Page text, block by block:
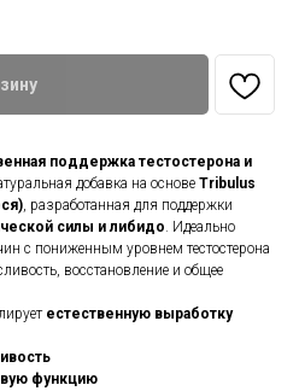
поддержка тестостерона и
добавка на основе Tribulus
, разработанная для поддержки
силы и либидо. Идеально
с пониженным уровнем тестостерона
восстановление и общее
естественную выработку
функцию